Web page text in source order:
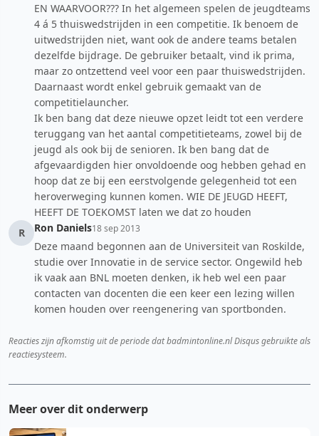
EN WAARVOOR??? In het algemeen spelen de jeugdteams
4 á 5 thuiswedstrijden in een competitie. Ik benoem de
uitwedstrijden niet, want ook de andere teams betalen
dezelfde bijdrage. De gebruiker betaalt, vind ik prima,
maar zo ontzettend veel voor een paar thuiswedstrijden.
Daarnaast wordt enkel gebruik gemaakt van de
competitielauncher.
Ik ben bang dat deze nieuwe opzet leidt tot een verdere
teruggang van het aantal competitieteams, zowel bij de
jeugd als ook bij de senioren. Ik ben bang dat de
afgevaardigden hier onvoldoende oog hebben gehad en
hoop dat ze bij een eerstvolgende gelegenheid tot een
heroverweging kunnen komen. WIE DE JEUGD HEEFT,
HEEFT DE TOEKOMST laten we dat zo houden
R
Ron Daniels18 sep 2013
Deze maand begonnen aan de Universiteit van Roskilde,
studie over Innovatie in de service sector. Ongewild heb
ik vaak aan BNL moeten denken, ik heb wel een paar
contacten van docenten die een keer een lezing willen
komen houden over reengenering van sportbonden.
Reacties zijn afkomstig uit de periode dat badmintonline.nl Disqus gebruikte als
reactiesysteem.
Meer over dit onderwerp